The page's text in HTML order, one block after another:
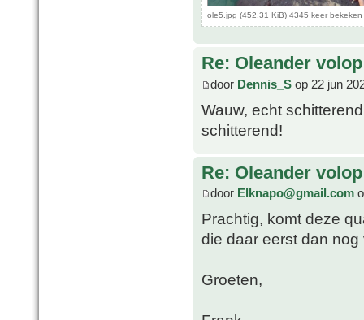
ole5.jpg (452.31 KiB) 4345 keer bekeken
Re: Oleander
door Dennis_S op 22 jun
Wauw, echt
schitterend!
Re: Oleander
door Elknapo@gmail.com
Prachtig, komt deze
die daar eerst dan
Groeten,